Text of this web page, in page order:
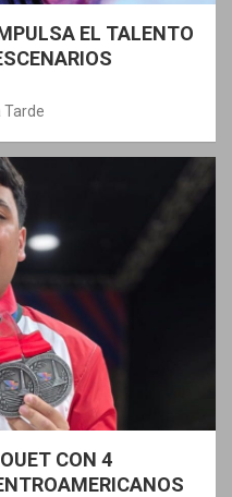
EL TALENTO
Tarde
CON 4